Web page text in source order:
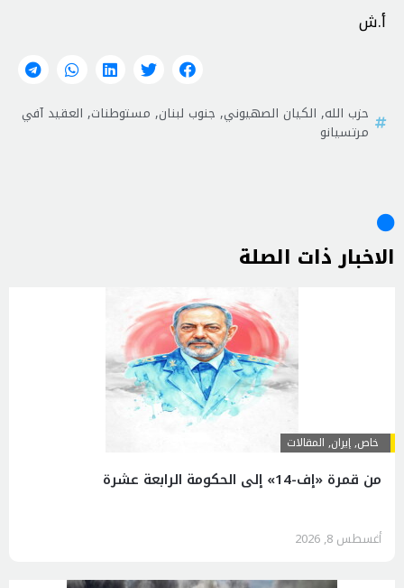
أ.ش
حزب الله, الكيان الصهيوني, جنوب لبنان, مستوطنات, العقيد آفي
مرتسيانو
الاخبار ذات الصلة
خاص,إيران, المقالات
من قمرة «إف-14» إلى الحكومة الرابعة عشرة
أغسطس 8, 2026